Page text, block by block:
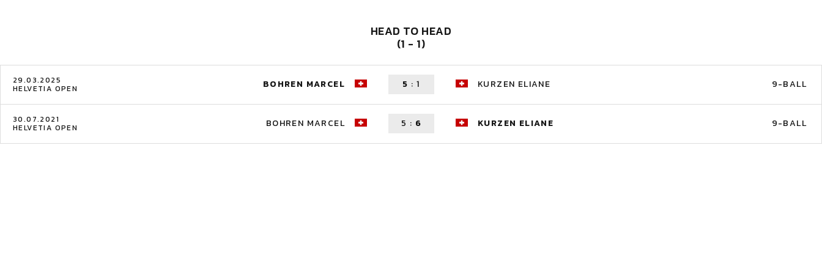
HEAD TO HEAD
(1 - 1)
29.03.2025
HELVETIA OPEN BOHREN MARCEL 5 :1 KURZEN ELIANE 9-BALL
30.07.2021
HELVETIA OPEN BOHREN MARCEL 5 : 6 KURZEN ELIANE 9-BALL